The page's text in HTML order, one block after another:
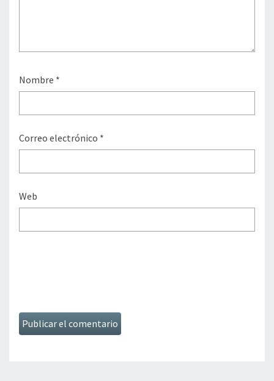
Nombre *
Correo electrónico *
Web